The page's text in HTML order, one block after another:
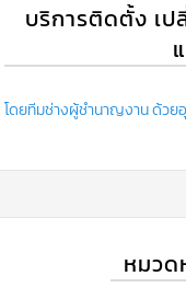
บริการติดตั้ง เป
โดยทีมช่างผู้ชำนาญงาน ด้ว
หมวด